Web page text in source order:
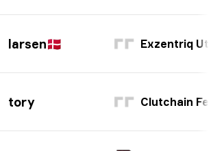
larsen🇩🇰 Exzentriq
tory Clutchain